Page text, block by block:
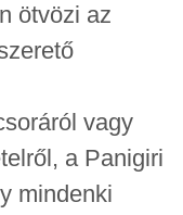
ötvözi az
vagy
a Panigiri
mindenki